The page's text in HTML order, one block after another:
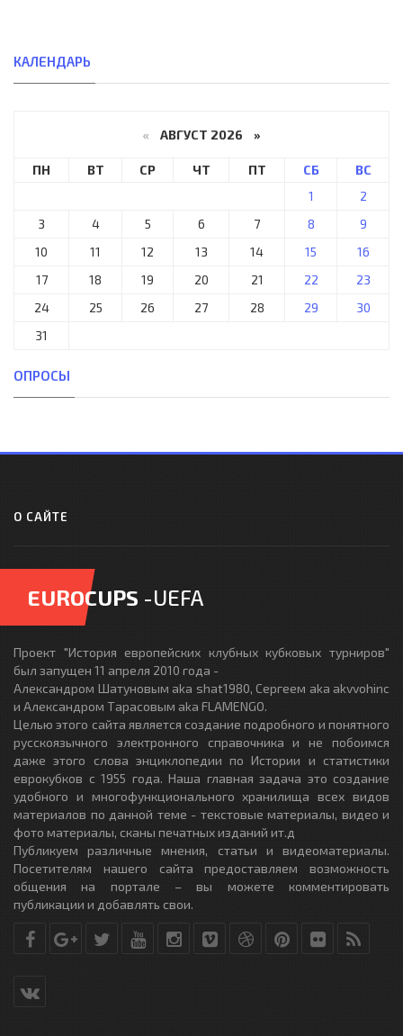
КАЛЕНДАРЬ
« АВГУСТ 2026 »
ПН ВТ СР ЧТ ПТ СБ
ВС
1
2
3
4 5 6 7 8
9
10
11 12 13 14 15
16
17
18 19 20 21 22
23
24
25 26 27 28 29
30
31
ОПРОСЫ
О САЙТЕ
EUROCUPS -UEFA
Проект "История европейских клубных кубковых турниров"
был запущен 11 апреля 2010 года -
Александром Шатуновым aka shat1980, Сергеем aka akvvohinc
и Александром Тарасовым aka FLAMENGO.
Целью этого сайта является создание подробного и понятного
русскоязычного электронного справочника и не побоимся
даже этого слова энциклопедии по Истории и статистики
еврокубков с 1955 года. Наша главная задача это создание
удобного и многофункционального хранилища всех видов
материалов по данной теме - текстовые материалы, видео и
фото материалы, сканы печатных изданий ит.д
Публикуем различные мнения, статьи и видеоматериалы.
Посетителям нашего сайта предоставляем возможность
общения на портале – вы можете комментировать
публикации и добавлять свои.